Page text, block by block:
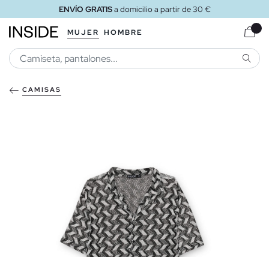
ENVÍO GRATISa domicilio a partir de 30 €
MUJER HOMBRE
CAMISAS